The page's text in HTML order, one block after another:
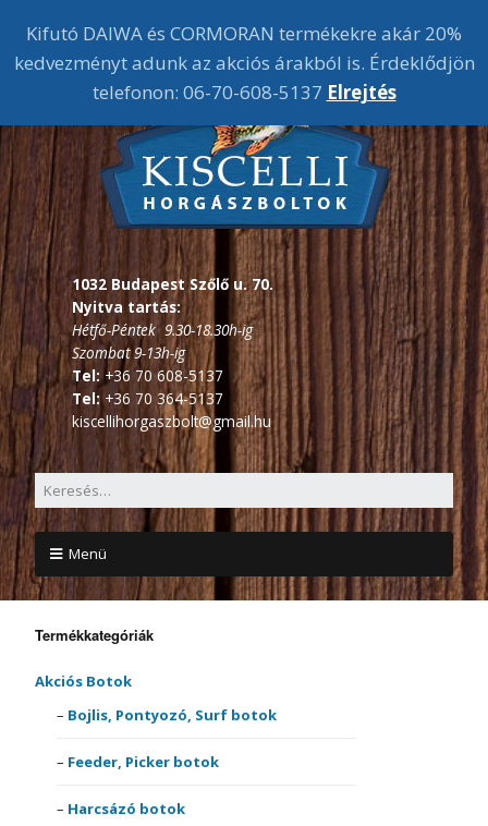
1032 Budapest Szőlő u. 70.
Nyitva tartás:
Hétfő-Péntek 9.30-18.30h-ig
Szombat 9-13h-ig
Tel:+36 70 608-5137
Tel: +36 70 364-5137
kiscellihorgaszbolt@gmail.hu
Menü
Termékkategóriák
Akciós Botok
Bojlis, Pontyozó, Surf botok
Feeder, Picker botok
Harcsázó botok
Kifutó DAIWA és CORMORAN termékekre akár 20%
kedvezményt adunk az akciós árakból is. Érdeklődjön
telefonon: 06-70-608-5137 Elrejtés